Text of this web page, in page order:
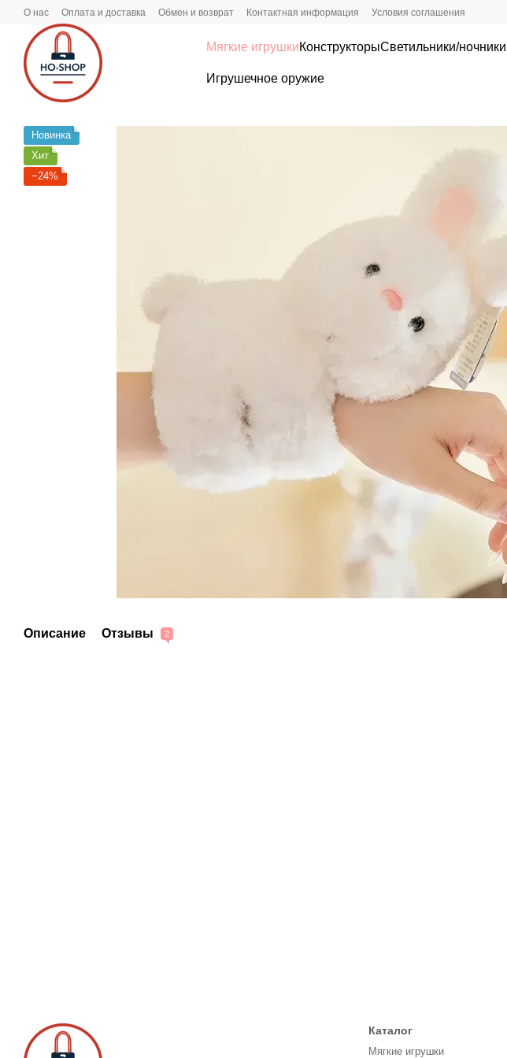
Перейти к основному контенту
О нас Оплата и доставка Обмен и возврат Контактная информация Условия соглашения
Мягкие игрушкиКонструкторыСветильники/ночники
Игрушечное оружие
Новинка
Хит
−24%
Описание Отзывы 2
Каталог
Мягкие игрушки